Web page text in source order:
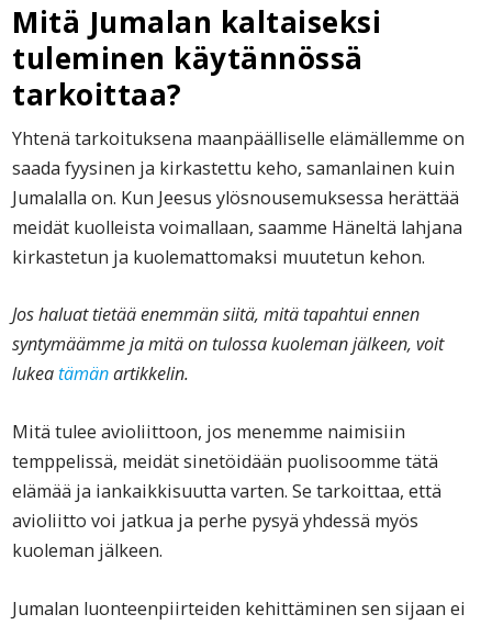
Mitä Jumalan kaltaiseksi
tuleminen käytännössä
tarkoittaa?
Yhtenä tarkoituksena maanpäälliselle elämällemme on
saada fyysinen ja kirkastettu keho, samanlainen kuin
Jumalalla on. Kun Jeesus ylösnousemuksessa herättää
meidät kuolleista voimallaan, saamme Häneltä lahjana
kirkastetun ja kuolemattomaksi muutetun kehon.
Jos haluat tietää enemmän siitä, mitä tapahtui ennen
syntymäämme ja mitä on tulossa kuoleman jälkeen, voit
lukeatämänartikkelin.
Mitä tulee avioliittoon, jos menemme naimisiin
temppelissä, meidät sinetöidään puolisoomme tätä
elämää ja iankaikkisuutta varten. Se tarkoittaa, että
avioliitto voi jatkua ja perhe pysyä yhdessä myös
kuoleman jälkeen.
Jumalan luonteenpiirteiden kehittäminen sen sijaan ei